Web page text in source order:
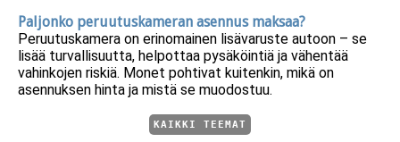
Paljonko peruutuskameran asennus maksaa?
Peruutuskamera on erinomainen lisävaruste autoon – se
lisää turvallisuutta, helpottaa pysäköintiä ja vähentää
vahinkojen riskiä. Monet pohtivat kuitenkin, mikä on
asennuksen hinta ja mistä se muodostuu.
KAIKKI TEEMAT